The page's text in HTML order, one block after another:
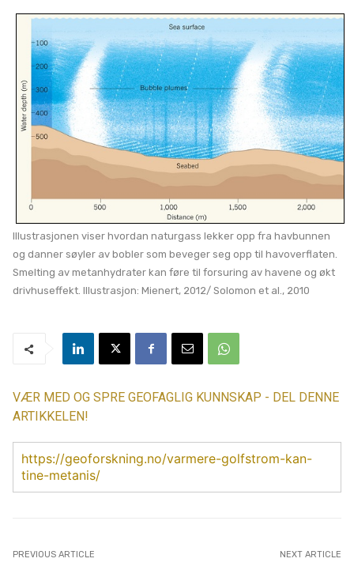
Illustrasjonen viser hvordan naturgass lekker opp fra havbunnen
og danner søyler av bobler som beveger seg opp til havoverflaten.
Smelting av metanhydrater kan føre til forsuring av havene og økt
drivhuseffekt. Illustrasjon: Mienert, 2012/ Solomon et al., 2010
VÆR MED OG SPRE GEOFAGLIG KUNNSKAP - DEL DENNE
ARTIKKELEN!
https://geoforskning.no/varmere-golfstrom-kan-
tine-metanis/
PREVIOUS ARTICLE NEXT ARTICLE